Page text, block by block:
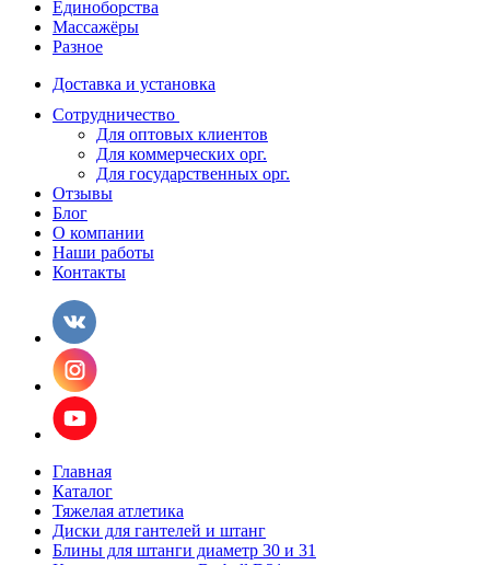
Единоборства
Массажёры
Разное
Доставка и установка
Сотрудничество
Для оптовых клиентов
Для коммерческих орг.
Для государственных орг.
Отзывы
Блог
О компании
Наши работы
Контакты
Главная
Каталог
Тяжелая атлетика
Диски для гантелей и штанг
Блины для штанги диаметр 30 и 31